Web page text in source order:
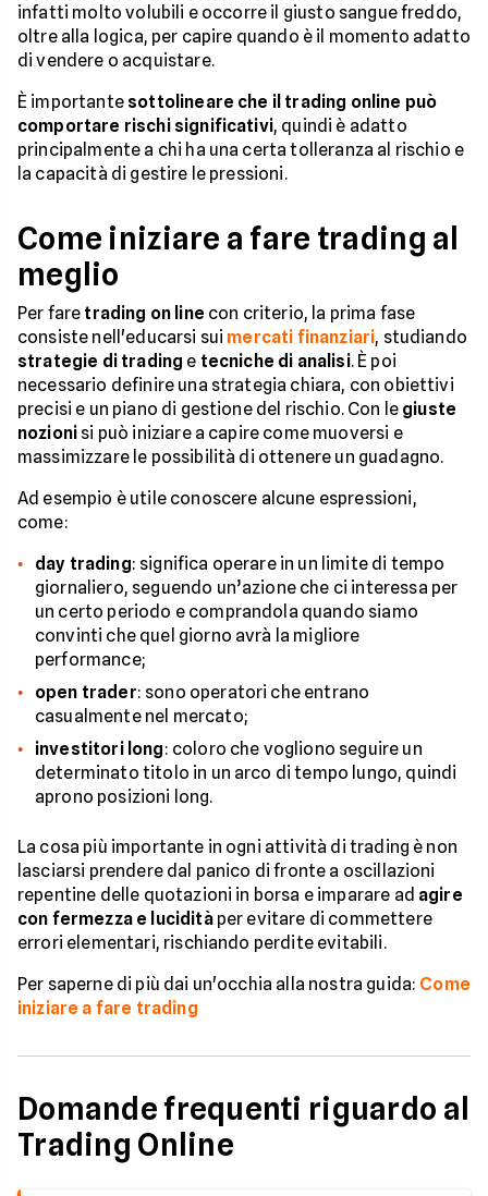
infatti molto volubili e occorre il giusto sangue freddo,
oltre alla logica, per capire quando è il momento adatto
di vendere o acquistare.
È importante sottolineare che il trading online può
comportare rischi significativi, quindi è adatto
principalmente a chi ha una certa tolleranza al rischio e
la capacità di gestire le pressioni.
Come iniziare a fare trading al
meglio
Per fare trading on line con criterio, la prima fase
consiste nell'educarsi sui mercati finanziari, studiando
strategie di trading e tecniche di analisi. È poi
necessario definire una strategia chiara, con obiettivi
precisi e un piano di gestione del rischio. Con le giuste
nozioni si può iniziare a capire come muoversi e
massimizzare le possibilità di ottenere un guadagno.
Ad esempio è utile conoscere alcune espressioni,
come:
day trading: significa operare in un limite di tempo
giornaliero, seguendo un’azione che ci interessa per
un certo periodo e comprandola quando siamo
convinti che quel giorno avrà la migliore
performance;
open trader: sono operatori che entrano
casualmente nel mercato;
investitori long: coloro che vogliono seguire un
determinato titolo in un arco di tempo lungo, quindi
aprono posizioni long.
La cosa più importante in ogni attività di trading è non
lasciarsi prendere dal panico di fronte a oscillazioni
repentine delle quotazioni in borsa e imparare ad agire
con fermezza e luciditàper evitare di commettere
errori elementari, rischiando perdite evitabili.
Per saperne di più dai un'occhia alla nostra guida: Come
iniziare a fare trading
Domande frequenti riguardo al
Trading Online